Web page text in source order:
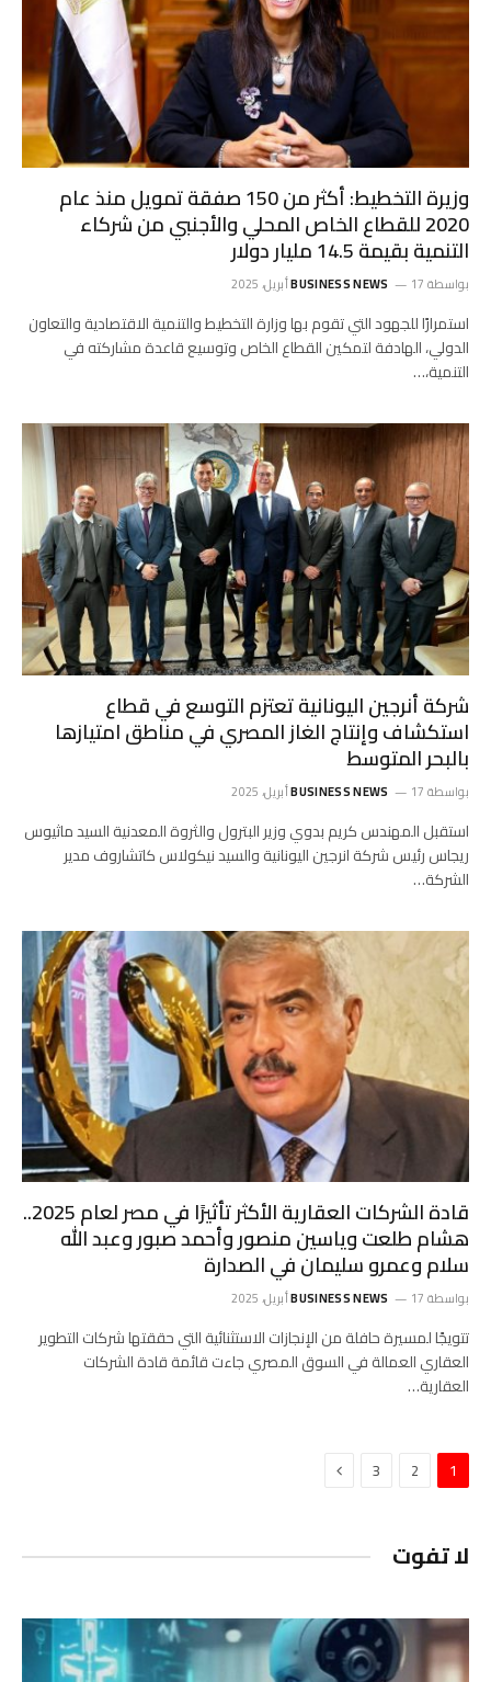
وزيرة التخطيط: أكثر من 150 صفقة تمويل منذ عام
2020 للقطاع الخاص المحلي والأجنبي من شركاء
التنمية بقيمة 14.5 مليار دولار
بواسطة BUSINESS NEWS 17 أبريل، 2025
استمرارًا للجهود التي تقوم بها وزارة التخطيط والتنمية الاقتصادية والتعاون
الدولي، الهادفة لتمكين القطاع الخاص وتوسيع قاعدة مشاركته في
التنمية،…
شركة أنرجين اليونانية تعتزم التوسع في قطاع
استكشاف وإنتاج الغاز المصري في مناطق امتيازها
بالبحر المتوسط
بواسطة BUSINESS NEWS 17 أبريل، 2025
استقبل المهندس كريم بدوي وزير البترول والثروة المعدنية السيد ماثيوس
ريجاس رئيس شركة انرجين اليونانية والسيد نيكولاس كاتشاروف مدير
الشركة…
قادة الشركات العقارية الأكثر تأثيرًا في مصر لعام 2025..
هشام طلعت وياسين منصور وأحمد صبور وعبد الله
سلام وعمرو سليمان في الصدارة
بواسطة BUSINESS NEWS 17 أبريل، 2025
تتويجًا لمسيرة حافلة من الإنجازات الاستثنائية التي حققتها شركات التطوير
العقاري العمالة في السوق المصري جاءت قائمة قادة الشركات
العقارية…
1
2
3 التالي
لا تفوت